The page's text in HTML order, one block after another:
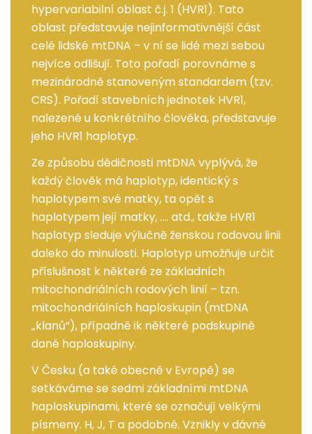
hypervariabilní oblast č.j. 1 (HVR1). Tato
oblast představuje nejinformativnější část
celé lidské mtDNA – v ní se lidé mezi sebou
nejvíce odlišují. Toto pořadí porovnáme s
mezinárodně stanoveným standardem (tzv.
CRS). Pořadí stavebních jednotek HVR1,
nalezené u konkrétního člověka, představuje
jeho HVR1 haplotyp.
Ze způsobu dědičnosti mtDNA vyplývá, že
každý člověk má haplotyp, identický s
haplotypem své matky, ta opět s
haplotypem její matky, …. atd., takže HVR1
haplotyp sleduje výlučně ženskou rodovou linii
daleko do minulosti. Haplotyp umožňuje určit
příslušnost k některé ze základních
mitochondriálních rodových linií – tzn.
mitochondriálních haploskupin (mtDNA
„klanů“), případně ik některé podskupině
dané haploskupiny.
V Česku (a také obecně v Evropě) se
setkáváme se sedmi základními mtDNA
haploskupinami, které se označují velkými
písmeny. H, J, T a podobně. Vznikly v dávné